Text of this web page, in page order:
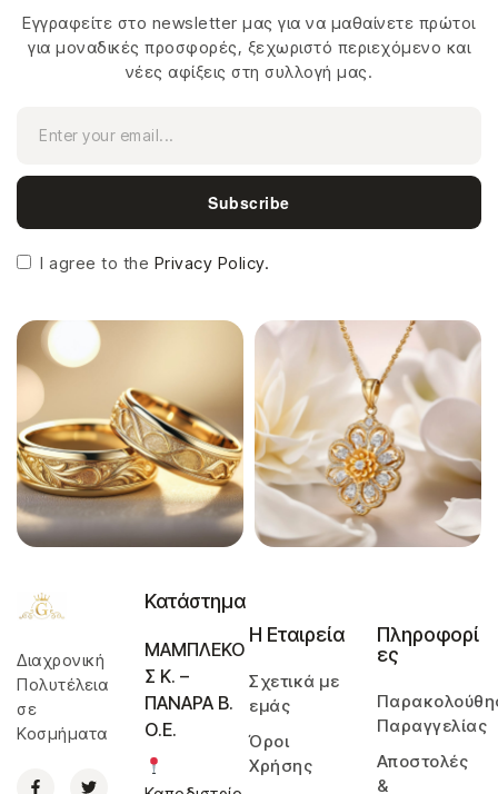
Εγγραφείτε στο newsletter μας για να μαθαίνετε πρώτοι
για μοναδικές προσφορές, ξεχωριστό περιεχόμενο και
νέες αφίξεις στη συλλογή μας.
Subscribe
I agree to the Privacy Policy.
Διαχρονική
Πολυτέλεια
σε
Κοσμήματα
Η Εταιρεία
Σχετικά με
εμάς
Όροι
Χρήσης
Πληροφορί
ες
Παραγγελίας
Αποστολές
&
Κατάστημα
ΜΑΜΠΛΕΚΟ
Σ Κ. –
ΠΑΝΑΡΑ Β.
Ο.Ε.